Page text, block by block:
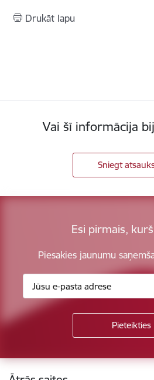
Drukāt lapu
Vai šī informācija
Sniegt
Esi pirmais,
Piesakies jaunumu
Kājene